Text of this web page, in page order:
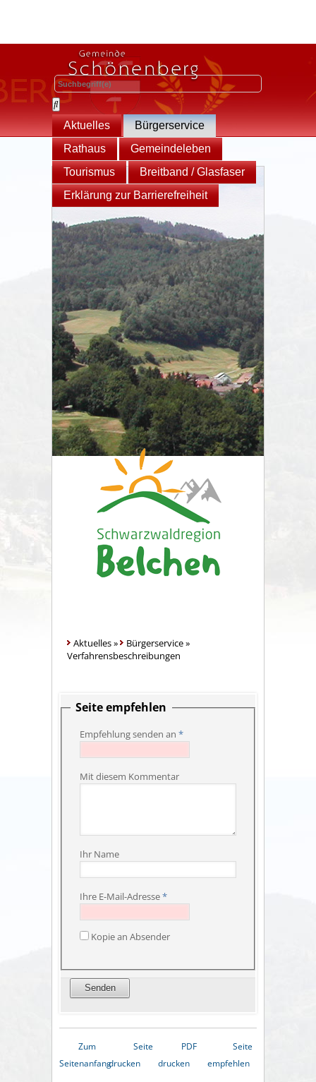
Aktuelles
Bürgerservice
Rathaus
Gemeindeleben
Tourismus
Breitband / Glasfaser
Erklärung zur Barrierefreiheit
Aktuelles» Bürgerservice»
Verfahrensbeschreibungen
Seite empfehlen
Empfehlung senden an *
Mit diesem Kommentar
Ihr Name
Ihre E-Mail-Adresse*
Kopie an Absender
Zum
Seitenanfang
Seite
drucken
PDF
drucken
Seite
empfehlen